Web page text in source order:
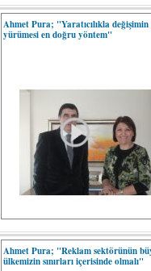
Ahmet Pura; "Yaratıcılıkla
yürümesi en doğru yöntem"
Ahmet Pura; "Reklam sektörünün
ülkemizin sınırları içerisinde olmalı"